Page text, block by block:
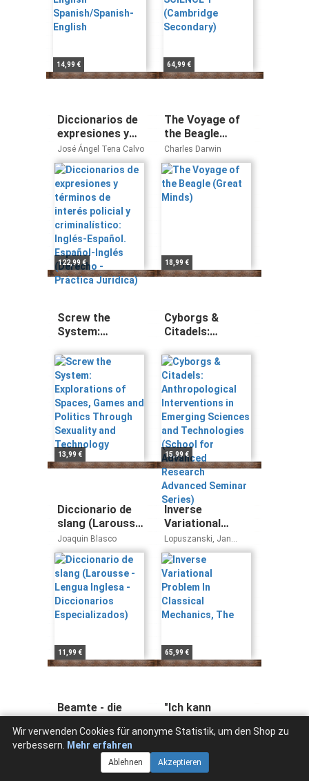
14,99 € 64,99 €
Diccionarios de
expresiones y
términos de
interés policial y
criminalístico:
Inglés-Español.
Español-Inglés
(Derecho -
Práctica
Jurídica)
José Ángel Tena Calvo
122,99 €
The Voyage of
the Beagle
(Great Minds)
Charles Darwin
18,99 €
Screw the
System:
Spaces, Games
and Politics
Through
Sexuality and
Technology
13,99 €
Cyborgs &
Citadels:
Interventions in
Emerging
Sciences and
Technologies
(School for
Advanced
Research
Advanced
Seminar Series)
15,99 €
Diccionario de
slang (Larousse
- Lengua Inglesa
- Diccionarios
Especializados)
Joaquin Blasco
11,99 €
Inverse
Variational
Problem In
Classical
Mechanics, The
Lopuszanski, Jan
(Univ Of Wroclaw,
Poland)
65,99 €
Beamte - die
der Nation. Wie
unsere
Staatsdiener
kassieren,
Bernd W. Klöckner
Frank Faust
"Ich kann
Leben nicht
mehr ertragen.".
Studien zu den
Tagebüchern
Rong Yang
Wir verwenden Cookies für anonyme Statistik, um den Shop zu
verbessern.
Mehr erfahren
Ablehnen Akzeptieren